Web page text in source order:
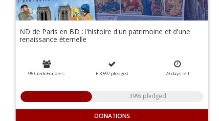
ND de Paris en BD : l'histoire d'un patrimoine et d'une
renaissance éternelle
95 CredoFunders € 3,597 pledged 23daysleft
39% pledged
DONATIONS